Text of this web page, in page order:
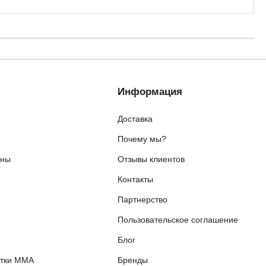
ММА
Информация
Доставка
Почему мы?
Отзывы клиентов
Контакты
Партнерство
Пользовательское соглашение
Блог
Бренды